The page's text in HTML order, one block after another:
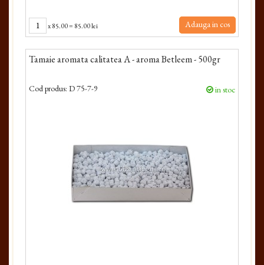
x85.00= 85.00 lei Adauga in cos
Tamaie aromata calitatea A - aroma Betleem - 500gr
Cod produs: D 75-7-9 in stoc